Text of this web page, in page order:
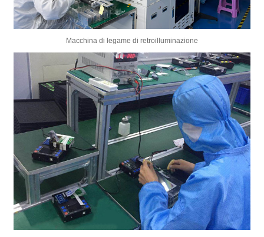
Macchina di legame di retroilluminazione